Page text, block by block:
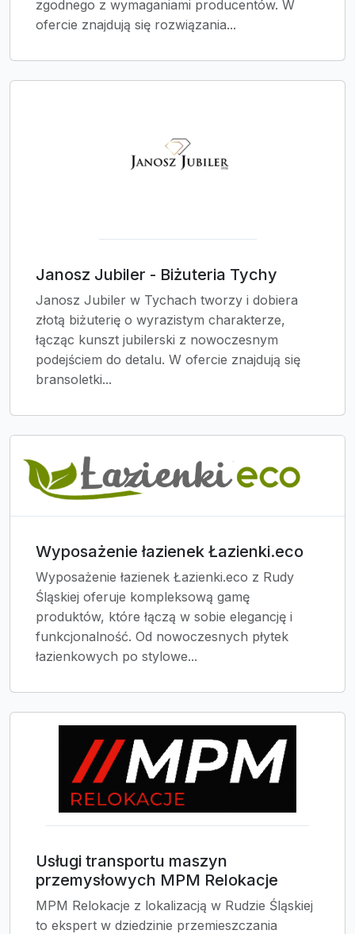
zgodnego z wymaganiami producentów. W
ofercie znajdują się rozwiązania...
Janosz Jubiler - Biżuteria Tychy
Janosz Jubiler w Tychach tworzy i dobiera
złotą biżuterię o wyrazistym charakterze,
łącząc kunszt jubilerski z nowoczesnym
podejściem do detalu. W ofercie znajdują się
bransoletki...
Wyposażenie łazienek Łazienki.eco
Wyposażenie łazienek Łazienki.eco z Rudy
Śląskiej oferuje kompleksową gamę
produktów, które łączą w sobie elegancję i
funkcjonalność. Od nowoczesnych płytek
łazienkowych po stylowe...
Usługi transportu maszyn
przemysłowych MPM Relokacje
MPM Relokacje z lokalizacją w Rudzie Śląskiej
to ekspert w dziedzinie przemieszczania